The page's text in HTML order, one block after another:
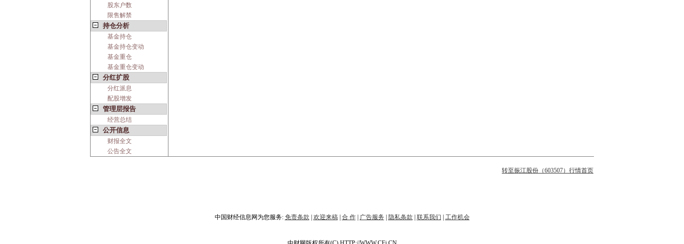
股东户数
限售解禁
持仓分析
基金持仓
基金持仓变动
基金重仓
基金重仓变动
分红扩股
分红派息
配股增发
管理层报告
经营总结
公开信息
财报全文
公告全文
转至振江股份（603507）行情首页
中国财经信息网为您服务: 免责条款 欢迎来稿| 合 作| 广告服务 隐私条款 联系我们 工作机会